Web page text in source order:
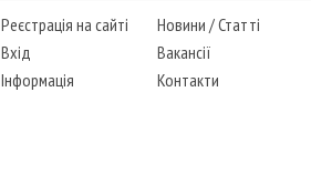
Реєстрація на сайті
Вхід
Інформація
Новини /Статті
Вакансії
Контакти